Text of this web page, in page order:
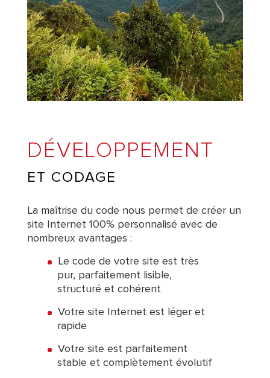
DÉVELOPPEMENT
ET CODAGE
La maîtrise du code nous permet de créer un
site Internet 100% personnalisé avec de
nombreux avantages :
Le code de votre site est très
pur, parfaitement lisible,
structuré et cohérent
Votre site Internet est léger et
rapide
Votre site est parfaitement
stable et complètement évolutif